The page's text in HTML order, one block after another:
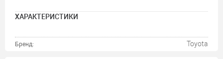
ХАРАКТЕРИСТИКИ
Бренд: Toyota